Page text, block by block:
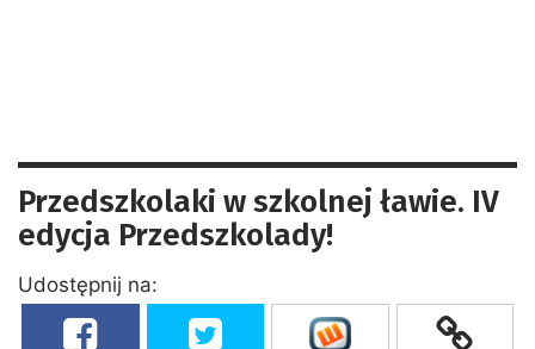
Przedszkolaki w szkolnej ławie. IV
edycja Przedszkolady!
Udostępnij na: